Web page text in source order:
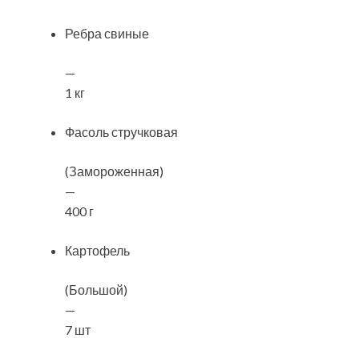
Ребра свиные
—
1 кг
Фасоль стручковая
(Замороженная)
—
400 г
Картофель
(Большой)
—
7 шт